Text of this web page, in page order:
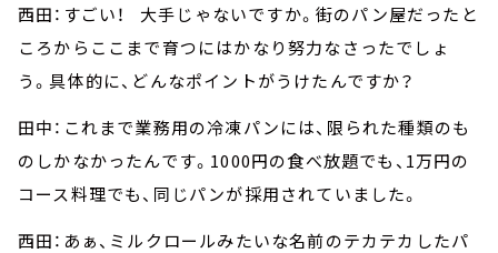
西田：すごい！ 大手じゃないですか。街のパン屋だったと
ころからここまで育つにはかなり努力なさったでしょ
う。具体的に、どんなポイントがうけたんですか？
田中：これまで業務用の冷凍パンには、限られた種類のも
のしかなかったんです。1000円の食べ放題でも、1万円の
コース料理でも、同じパンが採用されていました。
西田：あぁ、ミルクロールみたいな名前のテカテカしたパ